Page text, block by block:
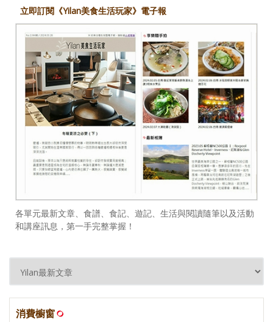
立即訂閱《Yilan美食生活玩家》電子報
各單元最新文章、食譜、食記、遊記、生活與閱讀隨筆以及活動
和講座訊息，第一手完整掌握！
消費櫥窗